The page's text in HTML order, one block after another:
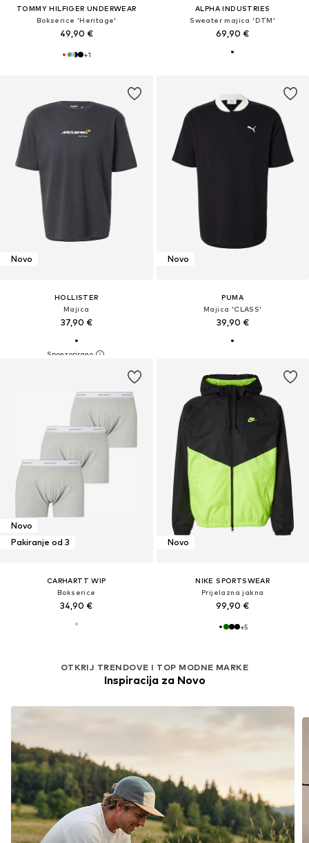
TOMMY HILFIGER UNDERWEAR
Bokserice 'Heritage'
49,90 €
+1
ALPHA INDUSTRIES
Sweater majica 'DTM'
69,90 €
Novo
HOLLISTER
Majica
37,90 €
Novo
PUMA
Majica 'CLASS'
39,90 €
Novo
Pakiranje od 3
CARHARTT WIP
Bokserice
34,90 €
Novo
NIKE SPORTSWEAR
Prijelazna jakna
99,90 €
+5
OTKRIJ TRENDOVE I TOP MODNE MARKE
Inspiracija za Novo